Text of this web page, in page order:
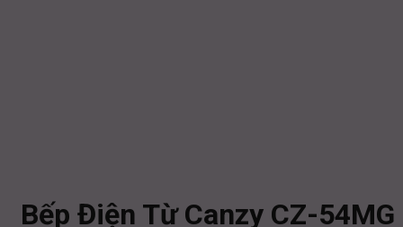
Bếp Điện Từ Canzy CZ-54MG